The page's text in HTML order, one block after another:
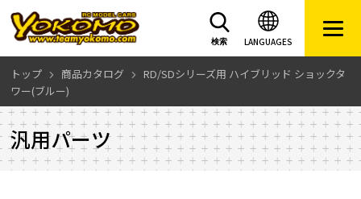
LANGUAGES
検索
トップ 商品カタログ
RD/SDシリーズ用 ハイブリッド ショックタ
ワー(ブルー)
汎用パーツ